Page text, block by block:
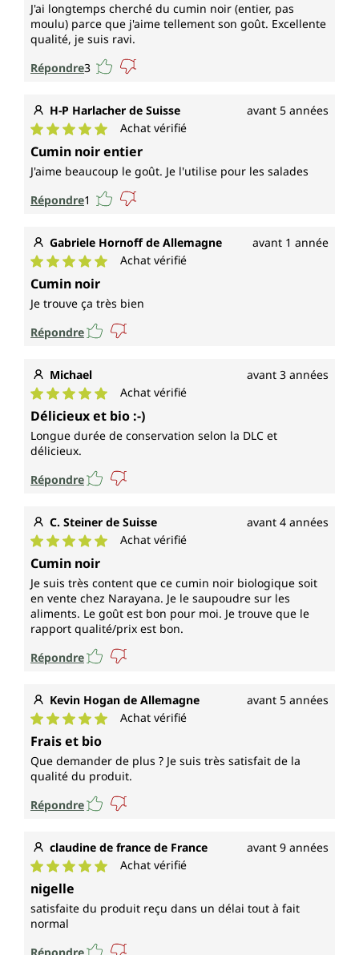
J'ai longtemps cherché du cumin noir (entier, pas
moulu) parce que j'aime tellement son goût. Excellente
qualité, je suis ravi.
Répondre3
H-P Harlacher de Suisse avant 5 années
Note moyenne de 5 sur 5 étoiles
Achat vérifié
Cumin noir entier
J'aime beaucoup le goût. Je l'utilise pour les salades
Répondre1
Gabriele Hornoff de Allemagne avant 1 année
Note moyenne de 5 sur 5 étoiles
Achat vérifié
Cumin noir
Je trouve ça très bien
Répondre
Michael avant 3 années
Note moyenne de 5 sur 5 étoiles
Achat vérifié
Délicieux et bio :-)
Longue durée de conservation selon la DLC et
délicieux.
Répondre
C. Steiner de Suisse avant 4 années
Note moyenne de 5 sur 5 étoiles
Achat vérifié
Cumin noir
Je suis très content que ce cumin noir biologique soit
en vente chez Narayana. Je le saupoudre sur les
aliments. Le goût est bon pour moi. Je trouve que le
rapport qualité/prix est bon.
Répondre
Kevin Hogan de Allemagne avant 5 années
Note moyenne de 5 sur 5 étoiles
Achat vérifié
Frais et bio
Que demander de plus ? Je suis très satisfait de la
qualité du produit.
Répondre
claudine de france de France avant 9 années
Note moyenne de 5 sur 5 étoiles
Achat vérifié
nigelle
satisfaite du produit reçu dans un délai tout à fait
normal